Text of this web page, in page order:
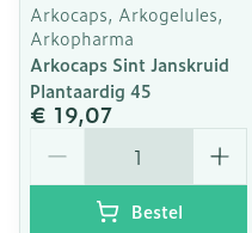
Arkocaps, Arkogelules,
Arkopharma
Arkocaps Sint Janskruid
Plantaardig 45
€ 19,07
Bestel